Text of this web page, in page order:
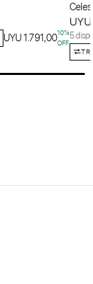
UYU 1.791,0010%
OFF
5